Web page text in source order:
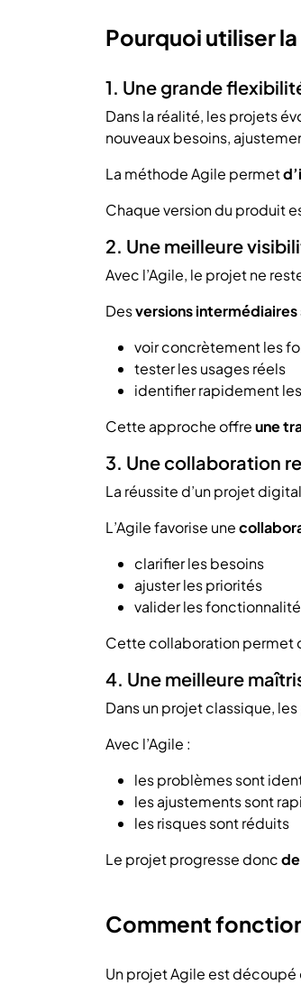
Pourquoi utiliser
1. Une grande
Dans la réalité, les projets
nouveaux besoins,
La méthode Agile permet
Chaque version du produit
2. Une meilleure
Avec l’Agile, le projet ne
Desversions
voir concrètement les
tester les usages réels
identifier rapidement
Cette approche offreune
3. Une collaboration
La réussite d’un projet
L’Agile favorise une
clarifier les besoins
ajuster les priorités
valider les
Cette collaboration permet
4. Une meilleure
Dans un projet classique,
Avec l’Agile :
les problèmes sont
les ajustements sont
les risques sont réduits
Le projet progresse donc
Comment
Un projet Agile est découpé